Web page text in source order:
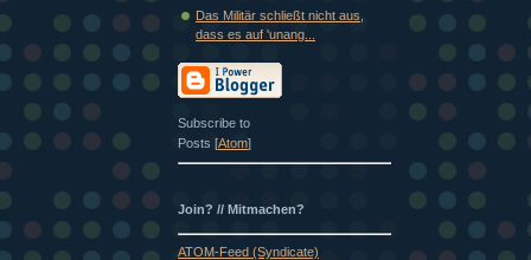
Das Militär schließt nicht aus,
dass es auf 'unang...
Subscribe to
Posts [Atom]
Join? // Mitmachen?
ATOM-Feed (Syndicate)